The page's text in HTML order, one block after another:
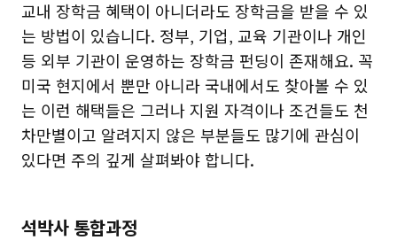
교내 장학금 혜택이 아니더라도 장학금을 받을 수 있
는 방법이 있습니다. 정부, 기업, 교육 기관이나 개인
등 외부 기관이 운영하는 장학금 펀딩이 존재해요. 꼭
미국 현지에서 뿐만 아니라 국내에서도 찾아볼 수 있
는 이런 해택들은 그러나 지원 자격이나 조건들도 천
차만별이고 알려지지 않은 부분들도 많기에 관심이
있다면 주의 깊게 살펴봐야 합니다.
석박사 통합과정